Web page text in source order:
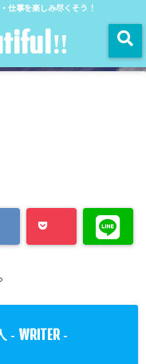
仕事を楽しみ尽くそう！
- WRITER -